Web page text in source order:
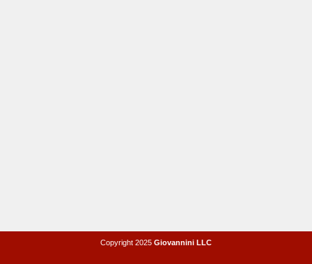
Copyright 2025 Giovannini LLC